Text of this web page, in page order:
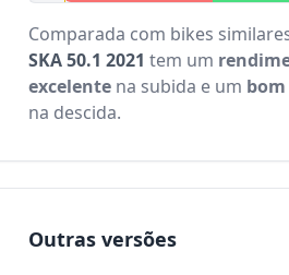
Comparada com bikes
SKA 50.1 2021 tem um
excelentena subida e um
na descida.
Outras versões